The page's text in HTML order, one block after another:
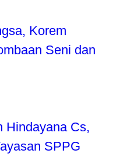
Korem
Seni dan
Hindayana Cs,
SPPG